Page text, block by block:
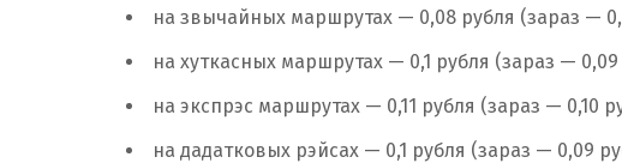
на звычайных маршрутах — 0,08 рубля (зараз —
на хуткасных маршрутах — 0,1 рубля (зараз — 0,09
на экспрэс маршрутах — 0,11 рубля (зараз — 0,10
на дадатковых рэйсах — 0,1 рубля (зараз — 0,09